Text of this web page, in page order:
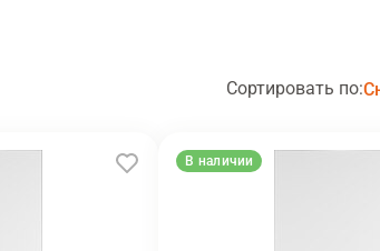
Сортировать по:
В наличии